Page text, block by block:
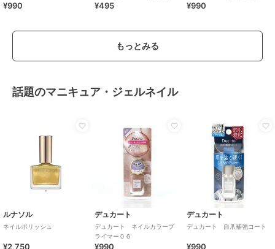
¥990
ュ）
¥495
ク）
¥990
もっとみる
話題のマニキュア・ジェルネイル
ルナソル
ネイルポリッシュ
¥2,750
デュカート
デュカート ネイルカラープ
ライマー０６
¥990
デュカート
デュカート 自爪補強コート
¥990